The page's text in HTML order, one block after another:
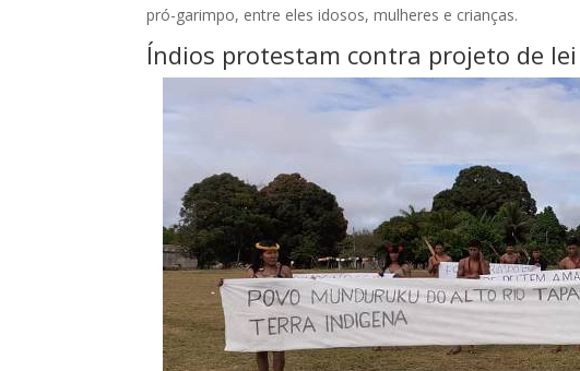
pró-garimpo, entre eles idosos, mulheres e crianças.
Índios protestam contra projeto de